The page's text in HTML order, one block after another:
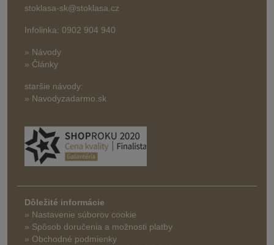
stoklasa-sk@stoklasa.cz
Infolinka: 0902 904 940
» Návody
» Články
staršie návody:
» Navodyzadarmo.sk
Dôležité informácie
» Nastavenie súborov cookie
» Spôsob doručenia a možnosti platby
» Obchodné podmienky